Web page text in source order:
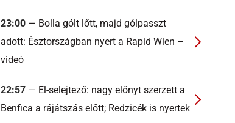
23:00 — Bolla gólt lőtt, majd gólpasszt
adott: Észtországban nyert a Rapid Wien –
videó
22:57 — El-selejtező: nagy előnyt szerzett a
Benfica a rájátszás előtt; Redzicék is nyertek